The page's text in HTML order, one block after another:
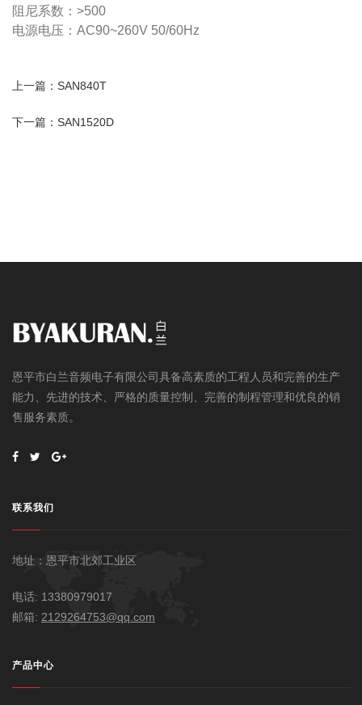
阻尼系数：>500
电源电压：AC90~260V 50/60Hz
上一篇：SAN840T
下一篇：SAN1520D
恩平市白兰音频电子有限公司具备高素质的工程人员和完善的生产
能力、先进的技术、严格的质量控制、完善的制程管理和优良的销
售服务素质。
联系我们
地址：恩平市北郊工业区
电话: 13380979017
邮箱: 2129264753@qq.com
产品中心